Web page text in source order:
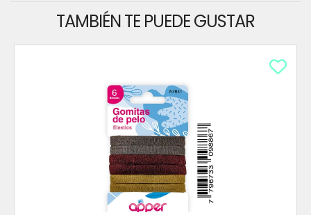
TAMBIÉN TE PUEDE GUSTAR